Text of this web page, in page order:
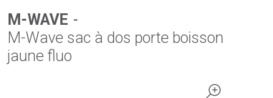
M-WAVE -
M-Wave sac à dos porte boisson
jaune fluo